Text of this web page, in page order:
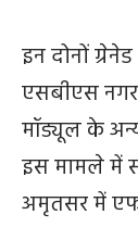
इन दोनों
एसबीएस
मॉड्यूल के अन्य
इस मामले में
अमृतसर में